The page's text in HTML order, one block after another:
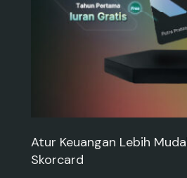
Atur Keuangan Lebih
Skorcard